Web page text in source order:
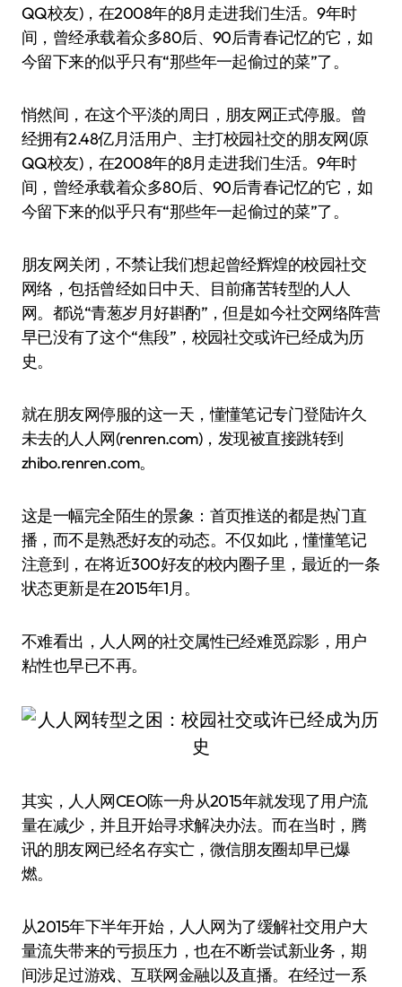
QQ校友)，在2008年的8月走进我们生活。9年时
间，曾经承载着众多80后、90后青春记忆的它，如
今留下来的似乎只有“那些年一起偷过的菜”了。
悄然间，在这个平淡的周日，朋友网正式停服。曾
经拥有2.48亿月活用户、主打校园社交的朋友网(原
QQ校友)，在2008年的8月走进我们生活。9年时
间，曾经承载着众多80后、90后青春记忆的它，如
今留下来的似乎只有“那些年一起偷过的菜”了。
朋友网关闭，不禁让我们想起曾经辉煌的校园社交
网络，包括曾经如日中天、目前痛苦转型的人人
网。都说“青葱岁月好斟酌”，但是如今社交网络阵营
早已没有了这个“焦段”，校园社交或许已经成为历
史。
就在朋友网停服的这一天，懂懂笔记专门登陆许久
未去的人人网(renren.com)，发现被直接跳转到
zhibo.renren.com。
这是一幅完全陌生的景象：首页推送的都是热门直
播，而不是熟悉好友的动态。不仅如此，懂懂笔记
注意到，在将近300好友的校内圈子里，最近的一条
状态更新是在2015年1月。
不难看出，人人网的社交属性已经难觅踪影，用户
粘性也早已不再。
其实，人人网CEO陈一舟从2015年就发现了用户流
量在减少，并且开始寻求解决办法。而在当时，腾
讯的朋友网已经名存实亡，微信朋友圈却早已爆
燃。
从2015年下半年开始，人人网为了缓解社交用户大
量流失带来的亏损压力，也在不断尝试新业务，期
间涉足过游戏、互联网金融以及直播。在经过一系